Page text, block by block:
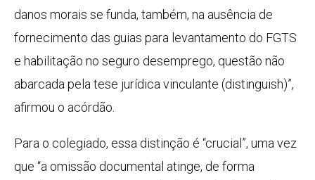
danos morais se funda, também, na ausência de
fornecimento das guias para levantamento do FGTS
e habilitação no seguro desemprego, questão não
abarcada pela tese jurídica vinculante (distinguish)”,
afirmou o acórdão.
Para o colegiado, essa distinção é “crucial”, uma vez
que “a omissão documental atinge, de forma